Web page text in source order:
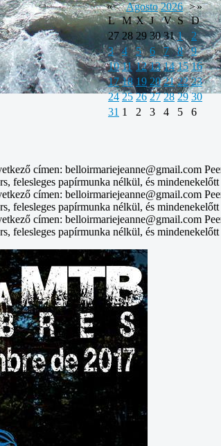
«< Agosto 2026 >»
L M X J V S
D
27 28 29 30 31 1
2
3
4 5 6 7 8
9
10 11 12 13 14 15 16
17 18 19 20 21 22 23
24 25 26 27 28 29 30
31 1 2 3 4 5 6
címen: belloirmariejeanne@gmail.com
felesleges papírmunka nélkül, és
címen: belloirmariejeanne@gmail.com
felesleges papírmunka nélkül, és
címen: belloirmariejeanne@gmail.com
felesleges papírmunka nélkül, és